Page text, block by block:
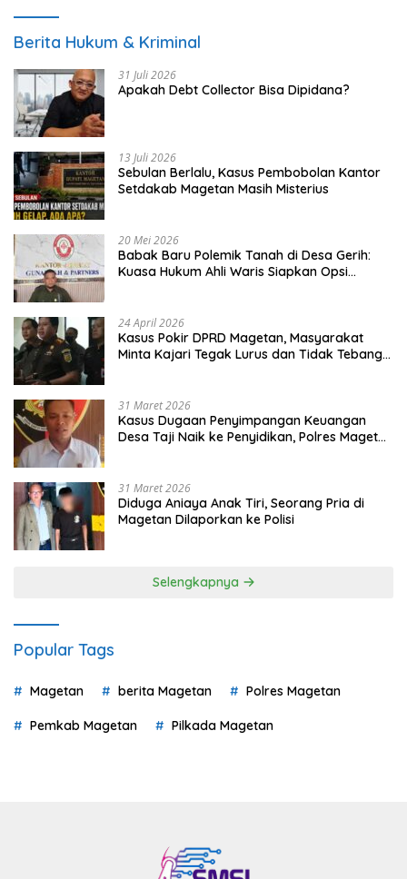
Berita Hukum & Kriminal
31 Juli 2026
Apakah Debt Collector Bisa Dipidana?
13 Juli 2026
Sebulan Berlalu, Kasus Pembobolan Kantor
Setdakab Magetan Masih Misterius
20 Mei 2026
Babak Baru Polemik Tanah di Desa Gerih:
Kuasa Hukum Ahli Waris Siapkan Opsi
24 April 2026
Kasus Pokir DPRD Magetan, Masyarakat
Minta Kajari Tegak Lurus dan Tidak Tebang
31 Maret 2026
Kasus Dugaan Penyimpangan Keuangan
Desa Taji Naik ke Penyidikan, Polres Magetan
31 Maret 2026
Diduga Aniaya Anak Tiri, Seorang Pria di
Magetan Dilaporkan ke Polisi
Selengkapnya
Popular Tags
Magetan berita Magetan Polres Magetan
Pemkab Magetan Pilkada Magetan